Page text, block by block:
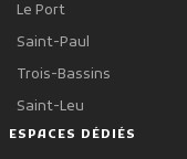
Le Port
Saint-Paul
Trois-Bassins
Saint-Leu
ESPACES DÉDIÉS